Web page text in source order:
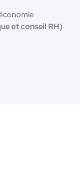
et conseil RH)